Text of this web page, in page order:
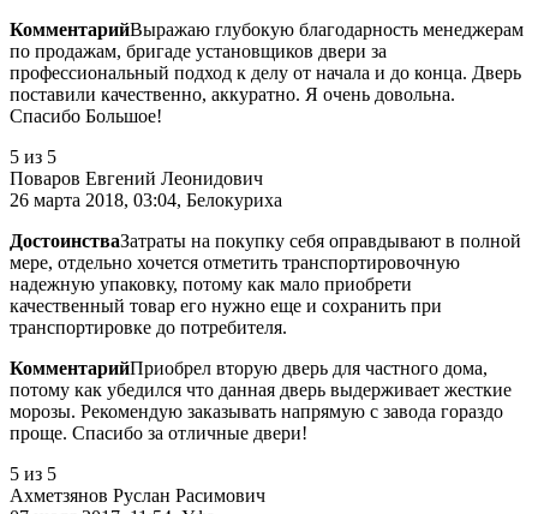
КомментарийВыражаю глубокую благодарность менеджерам
по продажам, бригаде установщиков двери за
профессиональный подход к делу от начала и до конца. Дверь
поставили качественно, аккуратно. Я очень довольна.
Спасибо Большое!
5 из 5
Поваров Евгений Леонидович
26 марта 2018, 03:04, Белокуриха
ДостоинстваЗатраты на покупку себя оправдывают в полной
мере, отдельно хочется отметить транспортировочную
надежную упаковку, потому как мало приобрети
качественный товар его нужно еще и сохранить при
транспортировке до потребителя.
КомментарийПриобрел вторую дверь для частного дома,
потому как убедился что данная дверь выдерживает жесткие
морозы. Рекомендую заказывать напрямую с завода гораздо
проще. Спасибо за отличные двери!
5 из 5
Ахметзянов Руслан Расимович